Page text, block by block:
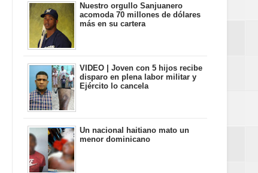
Nuestro orgullo Sanjuanero
acomoda 70 millones de dólares
más en su cartera
VIDEO | Joven con 5 hijos recibe
disparo en plena labor militar y
Ejército lo cancela
Un nacional haitiano mato un
menor dominicano